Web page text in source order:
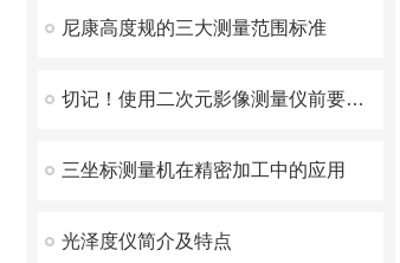
尼康高度规的三大测量范围标准
切记！使用二次元影像测量仪前要先进行校验
三坐标测量机在精密加工中的应用
光泽度仪简介及特点